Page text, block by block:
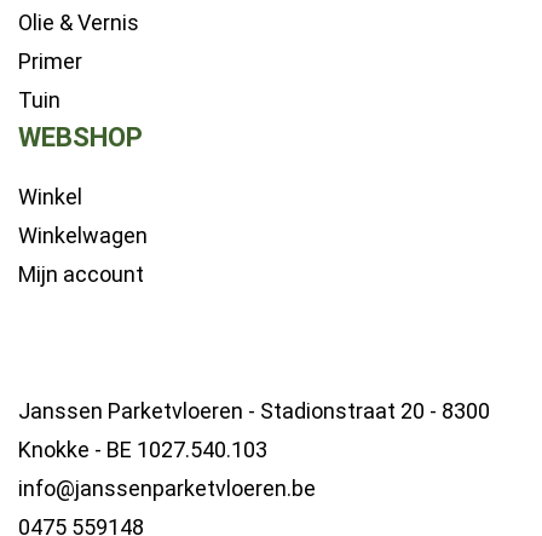
Olie & Vernis
Primer
Tuin
WEBSHOP
Winkel
Winkelwagen
Mijn account
Janssen Parketvloeren - Stadionstraat 20 - 8300
Knokke - BE 1027.540.103
info@janssenparketvloeren.be
0475 559148